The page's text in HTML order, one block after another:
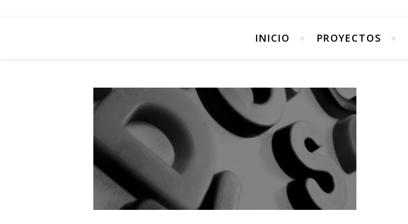
INICIO PROYECTOS